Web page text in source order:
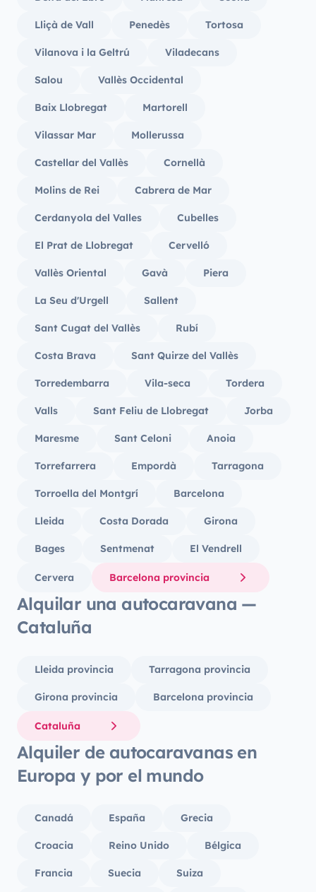
Lliçà de Vall Penedès Tortosa
Vilanova i la Geltrú Viladecans
Salou Vallès Occidental
Baix Llobregat Martorell
Vilassar Mar Mollerussa
Castellar del Vallès Cornellà
Molins de Rei Cabrera de Mar
Cerdanyola del Valles Cubelles
El Prat de Llobregat Cervelló
Vallès Oriental Gavà Piera
La Seu d'Urgell Sallent
Sant Cugat del Vallès Rubí
Costa Brava Sant Quirze del Vallès
Torredembarra Vila-seca Tordera
Valls Sant Feliu de Llobregat Jorba
Maresme Sant Celoni Anoia
Torrefarrera Empordà Tarragona
Torroella del Montgrí Barcelona
Lleida Costa Dorada Girona
Bages Sentmenat El Vendrell
Cervera Barcelona provincia
Alquilar una autocaravana —
Cataluña
Lleida provincia Tarragona provincia
Girona provincia Barcelona provincia
Cataluña
Alquiler de autocaravanas en
Europa y por el mundo
Canadá España Grecia
Croacia Reino Unido Bélgica
Francia Suecia Suiza